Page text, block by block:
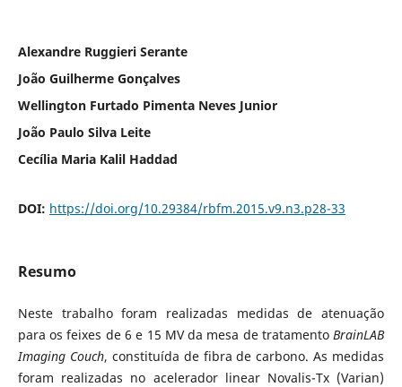
Alexandre Ruggieri Serante
João Guilherme Gonçalves
Wellington Furtado Pimenta Neves Junior
João Paulo Silva Leite
Cecília Maria Kalil Haddad
DOI: https://doi.org/10.29384/rbfm.2015.v9.n3.p28-33
Resumo
Neste trabalho foram realizadas medidas de atenuação
para os feixes de 6 e 15 MV da mesa de tratamentoBrainLAB
Imaging Couch, constituída de fibra de carbono. As medidas
foram realizadas no acelerador linear Novalis-Tx (Varian)